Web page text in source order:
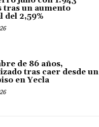
tras un aumento
del 2,59%
de 86 años,
tras caer desde un
en Yecla